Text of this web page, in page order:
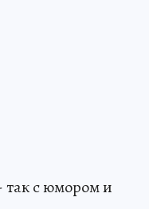
так с юмором и